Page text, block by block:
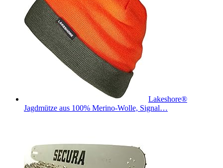
Lakeshore®
Jagdmütze aus 100% Merino-Wolle, Signal…